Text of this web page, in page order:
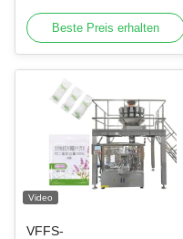
Beste Preis erhalten
Video
VFFS-